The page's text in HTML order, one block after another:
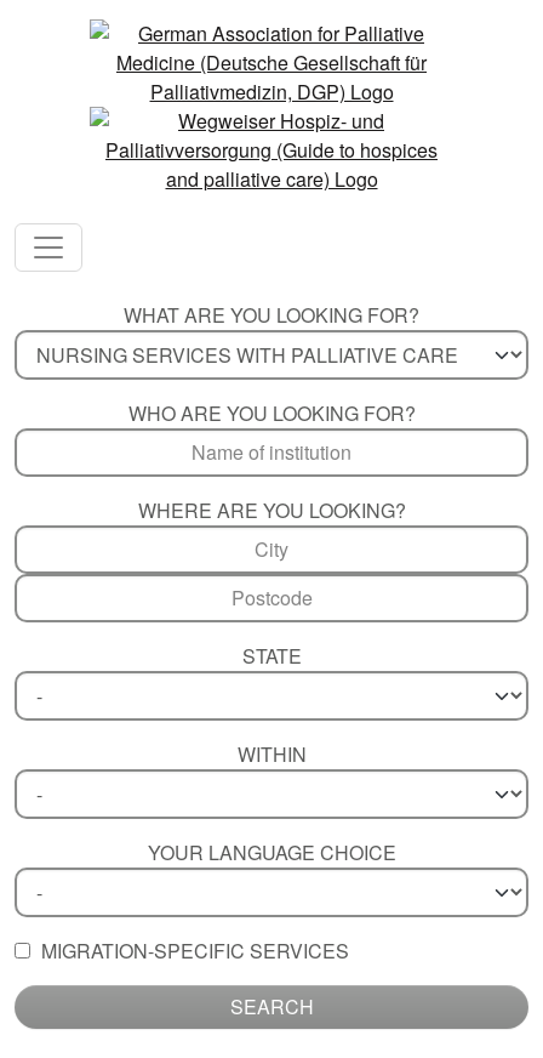
WHAT ARE YOU LOOKING FOR?
WHO ARE YOU LOOKING FOR?
WHERE ARE YOU LOOKING?
STATE
WITHIN
YOUR LANGUAGE CHOICE
MIGRATION-SPECIFIC SERVICES
SEARCH